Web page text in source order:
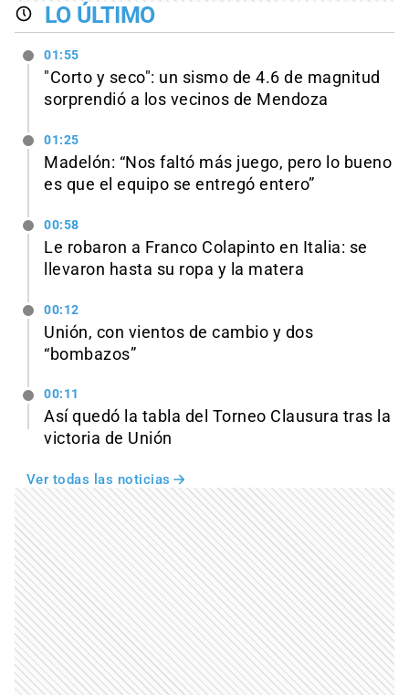
LO ÚLTIMO
01:55
"Corto y seco": un sismo de 4.6 de magnitud
sorprendió a los vecinos de Mendoza
01:25
Madelón: “Nos faltó más juego, pero lo bueno
es que el equipo se entregó entero”
00:58
Le robaron a Franco Colapinto en Italia: se
llevaron hasta su ropa y la matera
00:12
Unión, con vientos de cambio y dos
“bombazos”
00:11
Así quedó la tabla del Torneo Clausura tras la
victoria de Unión
Ver todas las noticias